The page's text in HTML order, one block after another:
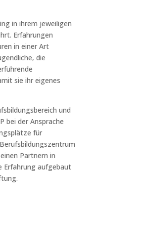
in ihrem jeweiligen
Erfahrungen
in einer Art
die
sie ihr eigenes
und
bei der Ansprache
für
Partnern in
Erfahrung aufgebaut